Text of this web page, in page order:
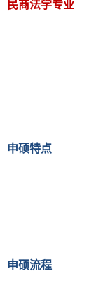
民商法学专业
申硕特点
申硕流程